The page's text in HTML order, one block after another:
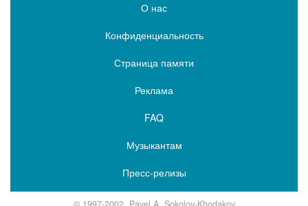
О нас
Конфиденциальность
Страница памяти
Реклама
FAQ
Музыкантам
Пресс-релизы